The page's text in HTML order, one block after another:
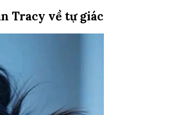
Tracy về tự giác